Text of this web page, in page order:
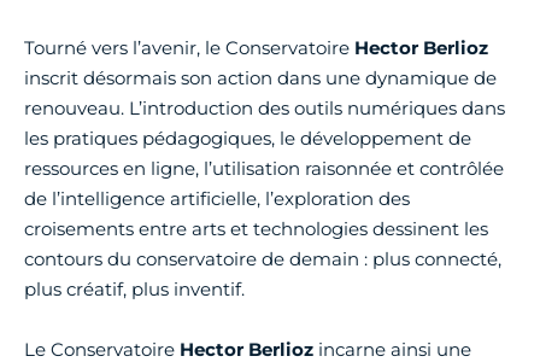
Tourné vers l’avenir, le Conservatoire Hector Berlioz
inscrit désormais son action dans une dynamique de
renouveau. L’introduction des outils numériques dans
les pratiques pédagogiques, le développement de
ressources en ligne, l’utilisation raisonnée et contrôlée
de l’intelligence artificielle, l’exploration des
croisements entre arts et technologies dessinent les
contours du conservatoire de demain : plus connecté,
plus créatif, plus inventif.
Le Conservatoire Hector Berlioz incarne ainsi une